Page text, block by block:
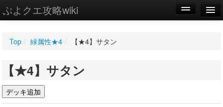
ぷよクエ攻略wiki
WIKI
設定
Top / 緑属性★4 / 【★4】サタン
【★4】サタン